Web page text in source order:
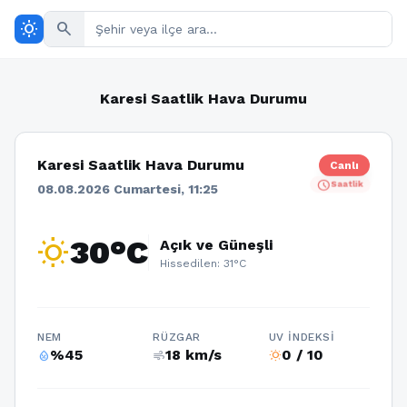
wb_sunny search
Karesi Saatlik Hava Durumu
Karesi Saatlik Hava Durumu
08.08.2026 Cumartesi, 11:25
Canlı
scheduleSaatlik
wb_sunny30°C Açık ve Güneşli
Hissedilen: 31°C
NEM
humidity_percentage%45
RÜZGAR
air18 km/s
UV İNDEKSI
wb_sunny0 / 10